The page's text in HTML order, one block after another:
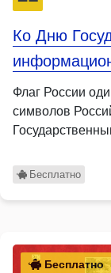
Ко Дню
Флаг России
символов
Бесплатно
Бесплатно